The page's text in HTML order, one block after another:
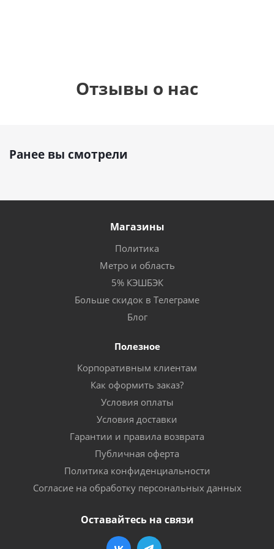
Отзывы о нас
Ранее вы смотрели
Магазины
Политика
Метро и область
5% КЭШБЭК
Больше скидок в Телеграме
Блог
Полезное
Корпоративным клиентам
Как оформить заказ?
Условия оплаты
Условия доставки
Гарантии и правила возврата
Публичная оферта
Политика конфиденциальности
Согласие на обработку персональных данных
Оставайтесь на связи